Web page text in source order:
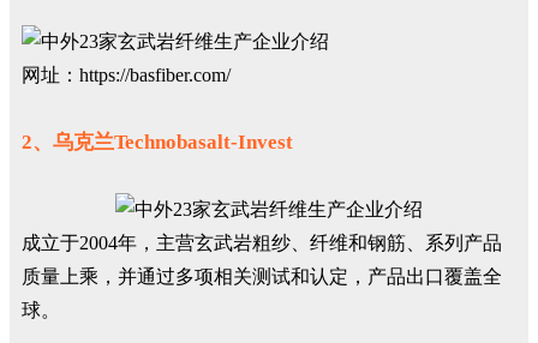
网址：https://basfiber.com/
2、乌克兰Technobasalt-Invest
成立于2004年，主营玄武岩粗纱、纤维和钢筋、系列产品
质量上乘，并通过多项相关测试和认定，产品出口覆盖全
球。